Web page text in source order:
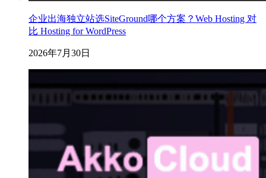
企业出海独立站选SiteGround哪个方案？Web Hosting 对
比 Hosting for WordPress
2026年7月30日